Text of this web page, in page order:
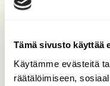
Tämä sivusto käyttää
Käytämme evästeitä
räätälöimiseen,